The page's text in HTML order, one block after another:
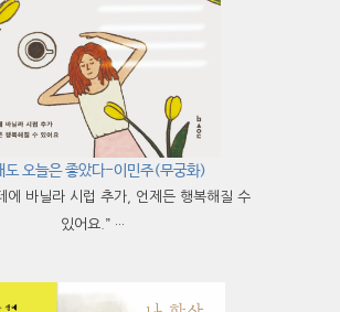
도 오늘은 좋았다-이민주(무궁화)
에 바닐라 시럽 추가, 언제든 행복해질 수
있어요.” ···